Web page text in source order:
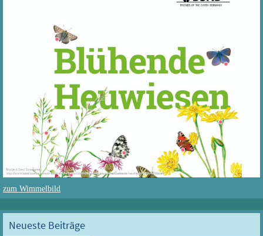
zum Wimmelbild
Neueste Beiträge